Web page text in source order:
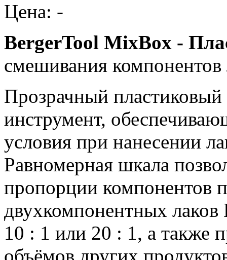
Цена: -
BergerTool MixBox -
смешивания
Прозрачный
инструмент,
условия при нанесении
Равномерная шкала
пропорции компонентов
двухкомпонентных
10 : 1 или 20 : 1, а также